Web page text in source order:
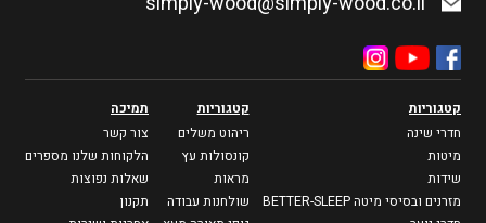
קטגוריות
חדרי שינה
מיטות
שידות
מזרנים ובסיסי מיטה BETTER-SLEEP
קטגוריות
ריהוט משלים
קונסולות עץ
מראות
שולחנות עבודה
תמיכה
צור קשר
הלקוחות שלנו מספרים
שאלות נפוצות
תקנון